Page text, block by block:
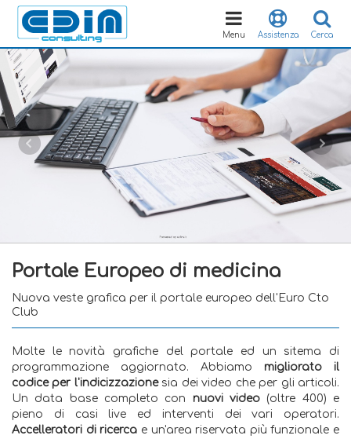
Cerca
Assistenza
Toggle
navigation
Menu
Portale Europeo di medicina
Nuova veste grafica per il portale europeo dell'Euro Cto
Club
Molte le novità grafiche del portale ed un sitema di
programmazione aggiornato. Abbiamo migliorato il
codice per l'indicizzazionesia dei video che per gli articoli.
Un data base completo con nuovi video (oltre 400) e
pieno di casi live ed interventi dei vari operatori.
Accelleratori di ricerca e un'area riservata più funzionale e